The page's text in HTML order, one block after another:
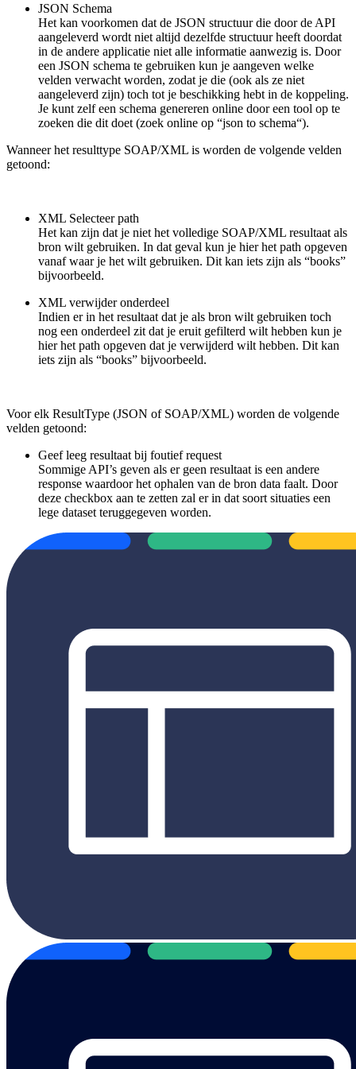
JSON Schema
Het kan voorkomen dat de JSON structuur die door de API
aangeleverd wordt niet altijd dezelfde structuur heeft doordat
in de andere applicatie niet alle informatie aanwezig is. Door
een JSON schema te gebruiken kun je aangeven welke
velden verwacht worden, zodat je die (ook als ze niet
aangeleverd zijn) toch tot je beschikking hebt in de koppeling.
Je kunt zelf een schema genereren online door een tool op te
zoeken die dit doet (zoek online op “json to schema“).
Wanneer het resulttype SOAP/XML is worden de volgende velden
getoond:
XML Selecteer path
Het kan zijn dat je niet het volledige SOAP/XML resultaat als
bron wilt gebruiken. In dat geval kun je hier het path opgeven
vanaf waar je het wilt gebruiken. Dit kan iets zijn als “books”
bijvoorbeeld.
XML verwijder onderdeel
Indien er in het resultaat dat je als bron wilt gebruiken toch
nog een onderdeel zit dat je eruit gefilterd wilt hebben kun je
hier het path opgeven dat je verwijderd wilt hebben. Dit kan
iets zijn als “books” bijvoorbeeld.
Voor elk ResultType (JSON of SOAP/XML) worden de volgende
velden getoond:
Geef leeg resultaat bij foutief request
Sommige API’s geven als er geen resultaat is een andere
response waardoor het ophalen van de bron data faalt. Door
deze checkbox aan te zetten zal er in dat soort situaties een
lege dataset teruggegeven worden.